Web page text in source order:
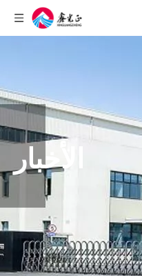
الأخبار